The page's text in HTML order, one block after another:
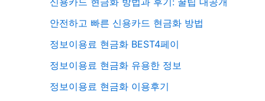
안전하고 빠른 신용카드 현금화 방법
정보이용료 현금화 BEST4페이
정보이용료 현금화 유용한 정보
정보이용료 현금화 이용후기